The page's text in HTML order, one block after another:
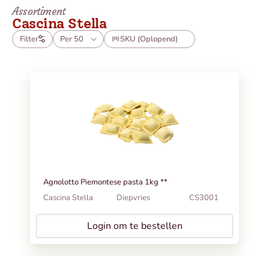
Assortiment
Cascina Stella
Per 50 SKU (Oplopend)
Filter
Agnolotto Piemontese pasta 1kg **
Cascina Stella
Diepvries CS3001
Login om te bestellen